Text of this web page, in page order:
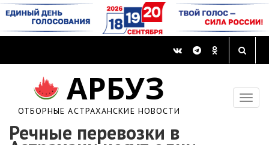
АРБУЗ
ОТБОРНЫЕ АСТРАХАНСКИЕ НОВОСТИ
Речные перевозки в